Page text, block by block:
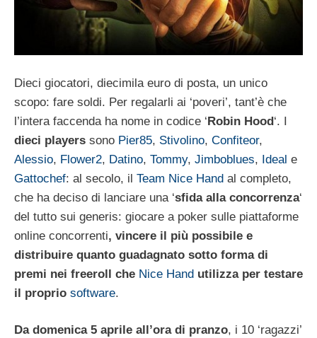
Dieci giocatori, diecimila euro di posta, un unico
scopo: fare soldi. Per regalarli ai ‘poveri’, tant’è che
l’intera faccenda ha nome in codice ‘Robin Hood‘. I
dieci players sono Pier85, Stivolino, Confiteor,
Alessio, Flower2, Datino, Tommy, Jimboblues, Ideal e
Gattochef: al secolo, il Team Nice Hand al completo,
che ha deciso di lanciare una ‘sfida alla concorrenza‘
del tutto sui generis: giocare a poker sulle piattaforme
online concorrenti, vincere il più possibile e
distribuire quanto guadagnato sotto forma di
premi nei freeroll che Nice Hand utilizza per testare
il proprio software.
Da domenica 5 aprile all’ora di pranzo, i 10 ‘ragazzi’